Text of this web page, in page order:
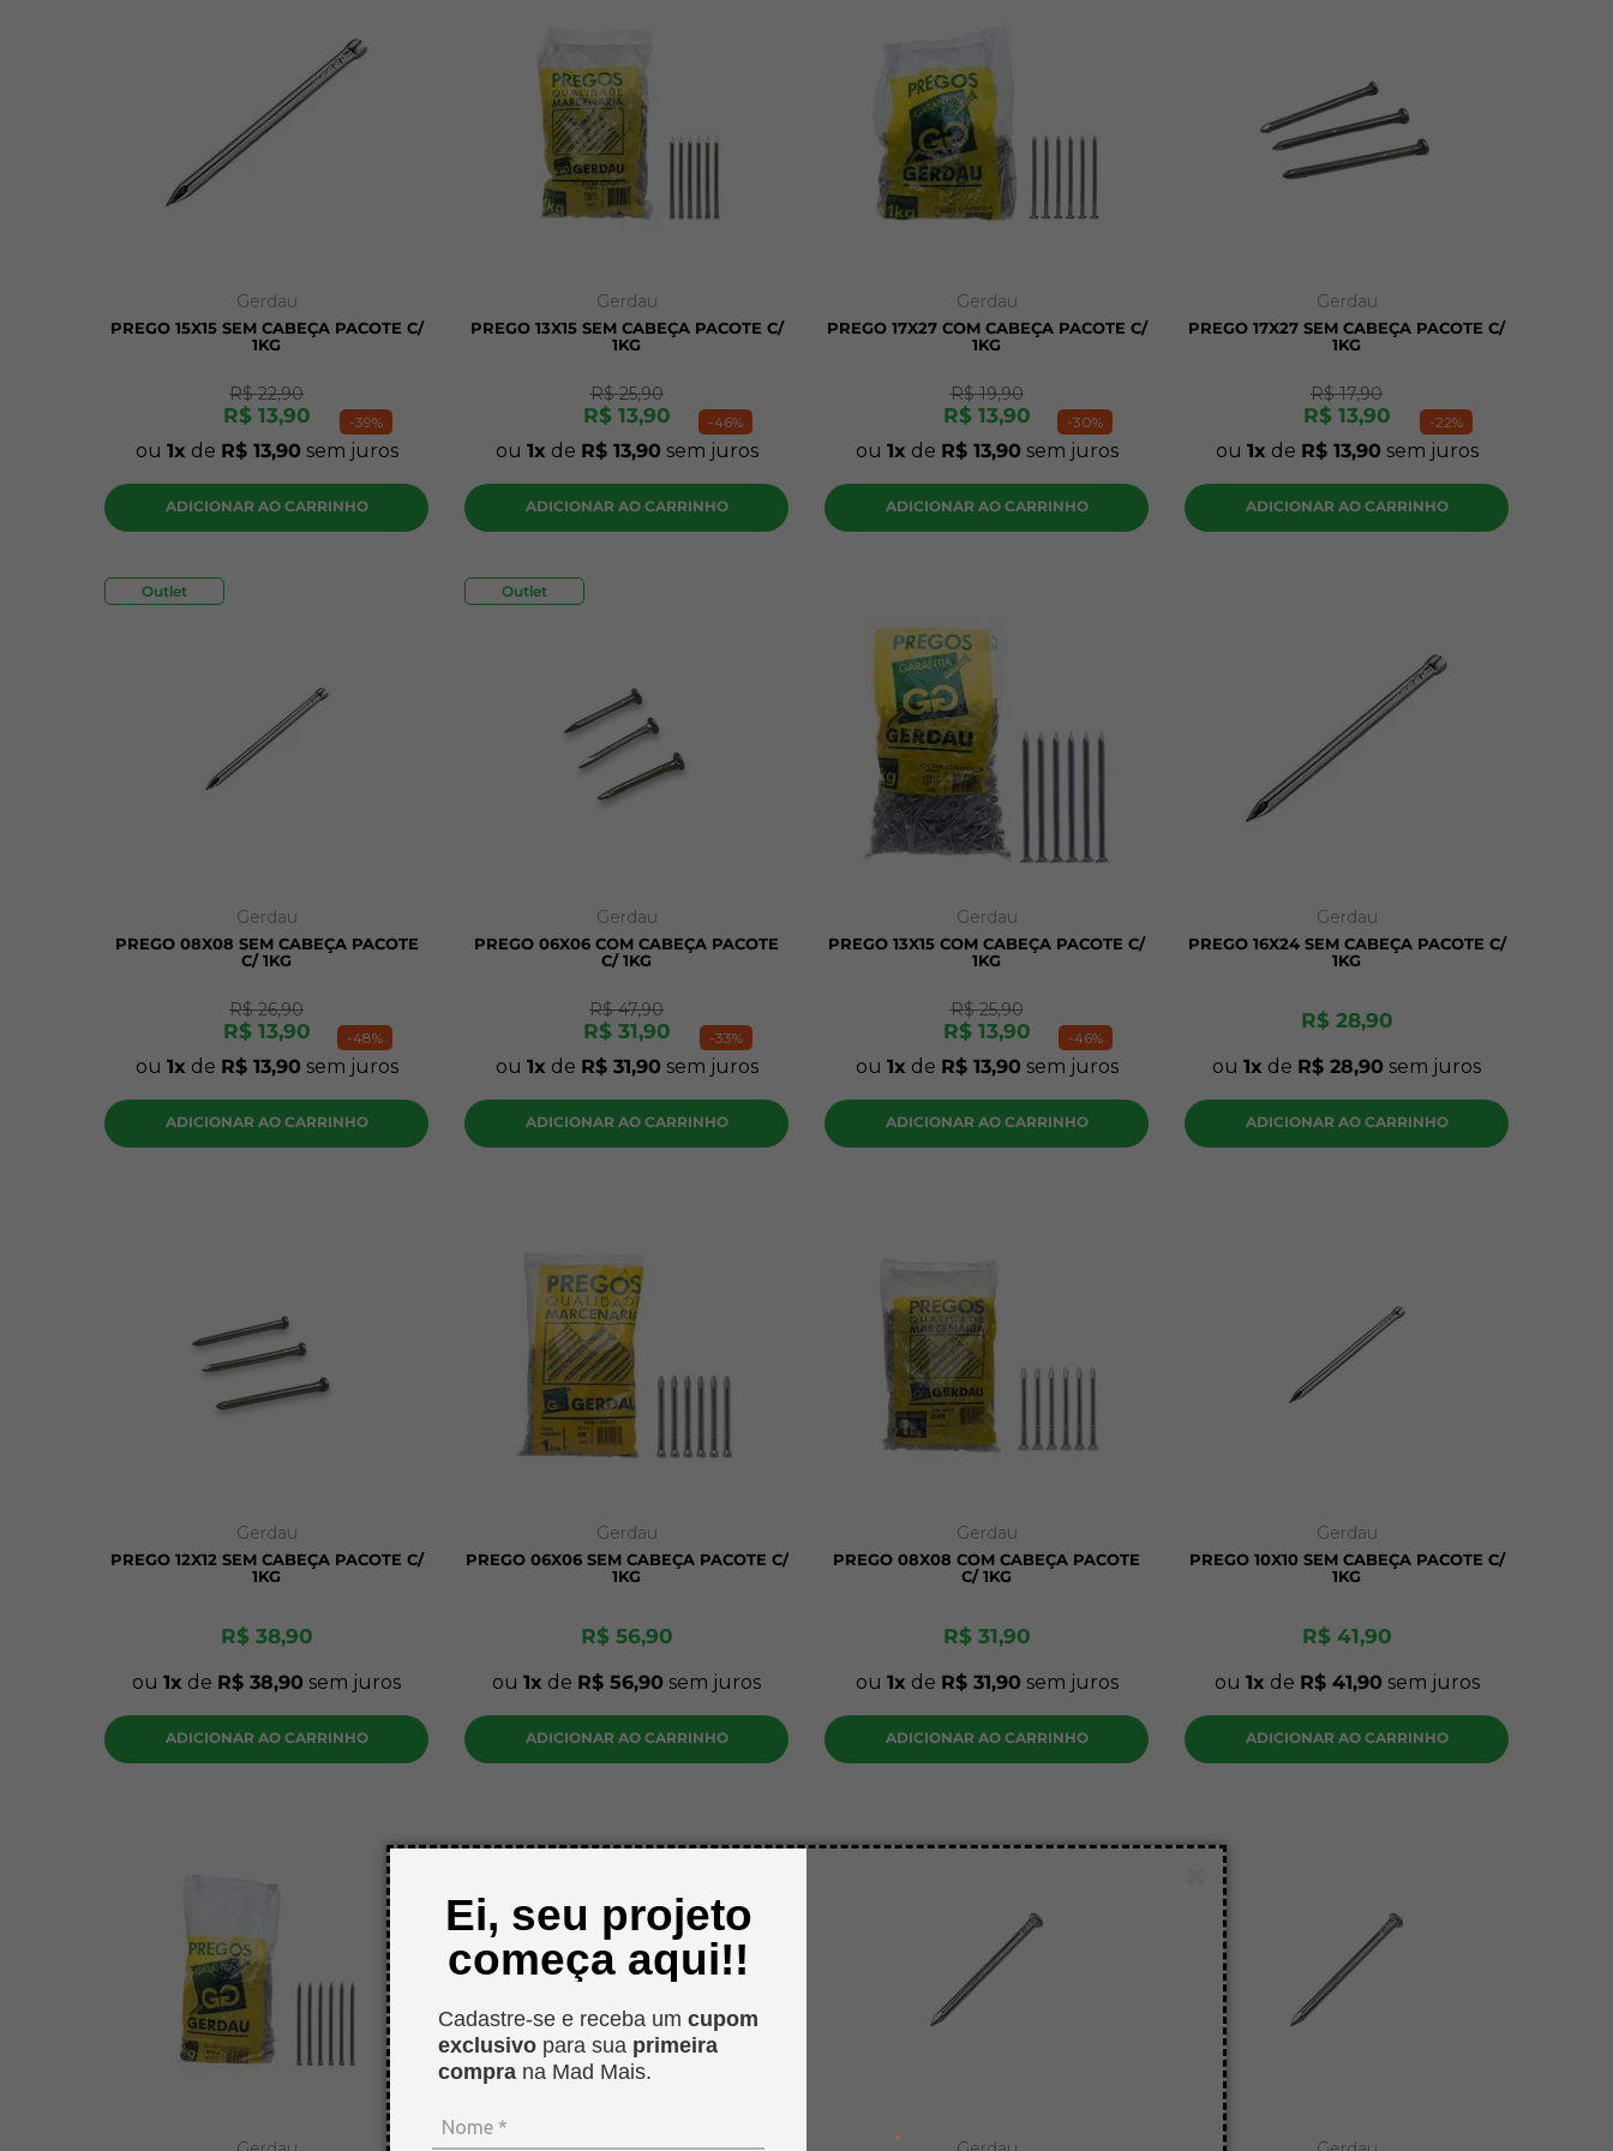
Ei, seu projeto
começa aqui!!
Cadastre-se e receba um cupom
exclusivo para sua primeira
compra na Mad Mais.
.
-39%
Gerdau
PREGO 15X15 SEM CABEÇA PACOTE C/
1KG
R$ 22,90
R$ 13,90
ou 1 de R$ 13,90 sem juros
ADICIONAR AO CARRINHO
-46%
Gerdau
PREGO 13X15 SEM CABEÇA PACOTE C/
1KG
R$ 25,90
R$ 13,90
ou 1 de R$ 13,90 sem juros
ADICIONAR AO CARRINHO
-30%
Gerdau
PREGO 17X27 COM CABEÇA PACOTE C/
1KG
R$ 19,90
R$ 13,90
ou 1 de R$ 13,90 sem juros
ADICIONAR AO CARRINHO
-22%
Gerdau
PREGO 17X27 SEM CABEÇA PACOTE C/
1KG
R$ 17,90
R$ 13,90
ou 1 de R$ 13,90 sem juros
ADICIONAR AO CARRINHO
-48%
Outlet
Gerdau
PREGO 08X08 SEM CABEÇA PACOTE
C/ 1KG
R$ 26,90
R$ 13,90
ou 1 de R$ 13,90 sem juros
ADICIONAR AO CARRINHO
-33%
Outlet
Gerdau
PREGO 06X06 COM CABEÇA PACOTE
C/ 1KG
R$ 47,90
R$ 31,90
ou 1 de R$ 31,90 sem juros
ADICIONAR AO CARRINHO
-46%
Gerdau
PREGO 13X15 COM CABEÇA PACOTE C/
1KG
R$ 25,90
R$ 13,90
ou 1 de R$ 13,90 sem juros
ADICIONAR AO CARRINHO
Gerdau
PREGO 16X24 SEM CABEÇA PACOTE C/
1KG
R$ 28,90
ou 1 de R$ 28,90 sem juros
ADICIONAR AO CARRINHO
Gerdau
PREGO 12X12 SEM CABEÇA PACOTE C/
1KG
R$ 38,90
ou 1 de R$ 38,90 sem juros
ADICIONAR AO CARRINHO
Gerdau
PREGO 06X06 SEM CABEÇA PACOTE C/
1KG
R$ 56,90
ou 1 de R$ 56,90 sem juros
ADICIONAR AO CARRINHO
Gerdau
PREGO 08X08 COM CABEÇA PACOTE
C/ 1KG
R$ 31,90
ou 1 de R$ 31,90 sem juros
ADICIONAR AO CARRINHO
Gerdau
PREGO 10X10 SEM CABEÇA PACOTE C/
1KG
R$ 41,90
ou 1 de R$ 41,90 sem juros
ADICIONAR AO CARRINHO